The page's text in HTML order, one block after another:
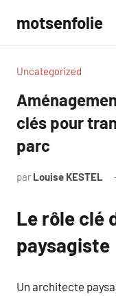
contenu
motsenfolie
Uncategorized
clés pour
parc
par Louise KESTEL
Le rôle clé
paysagiste
Un architecte